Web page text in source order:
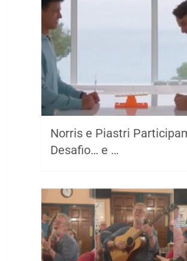
Norris e Piastri
Desafio… e …